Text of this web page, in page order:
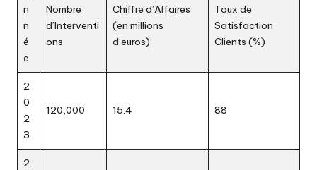
n
n
é
e
Nombre
d’Interventi
ons
Chiffre d’Affaires
(en millions
d’euros)
Taux de
Satisfaction
Clients (%)
2
0
2
3
120,000 15.4 88
2